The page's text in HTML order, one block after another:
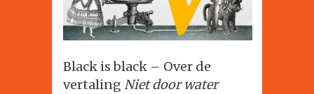
Black is black – Over de
vertaling Niet door water